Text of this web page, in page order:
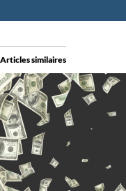
Articles similaires